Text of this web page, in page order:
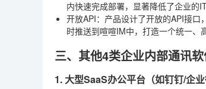
内快速完成部署，显著降低了企业的IT
开放API：产品设计了开放的API接口
时推送到喧喧IM中，打造一个统一、
三、其他4类企业内部通讯
1. 大型SaaS办公平台（如钉钉/企业